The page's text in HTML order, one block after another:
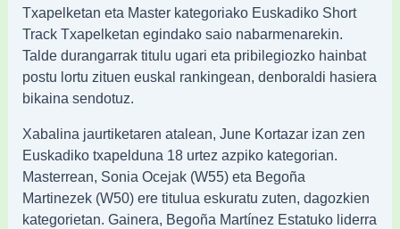
Txapelketan eta Master kategoriako Euskadiko Short
Track Txapelketan egindako saio nabarmenarekin.
Talde durangarrak titulu ugari eta pribilegiozko hainbat
postu lortu zituen euskal rankingean, denboraldi hasiera
bikaina sendotuz.
Xabalina jaurtiketaren atalean, June Kortazar izan zen
Euskadiko txapelduna 18 urtez azpiko kategorian.
Masterrean, Sonia Ocejak (W55) eta Begoña
Martinezek (W50) ere titulua eskuratu zuten, dagozkien
kategorietan. Gainera, Begoña Martínez Estatuko liderra